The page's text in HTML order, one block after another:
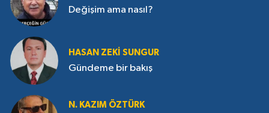
Değişim ama nasıl?
HASAN ZEKI SUNGUR
Gündeme bir bakış
N. KAZIM ÖZTÜRK